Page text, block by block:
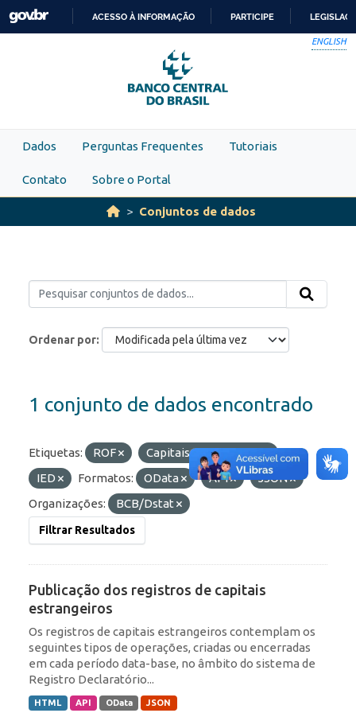
Skip to main content
PARA
O
CONTEÚDO
ACESSO À INFORMAÇÃO PARTICIPE
ENGLISH
Dados Perguntas Frequentes Tutoriais
Contato Sobre o Portal
Conjuntos de dados
Ordenar por
1 conjunto de dados encontrado
Etiquetas: ROF
Capitais Estrangeiros
IED
Formatos: OData API
JSON
Organizações:
BCB/Dstat
Filtrar Resultados
Publicação dos registros de capitais
estrangeiros
Os registros de capitais estrangeiros contemplam os
seguintes tipos de operações, criadas ou encerradas
em cada período data-base, no âmbito do sistema de
Registro Declaratório...
HTML API OData JSON